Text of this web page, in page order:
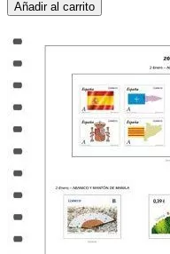
Añadir al carrito